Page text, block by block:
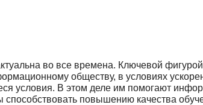
во все времена. Ключевой
обществу, в условиях
условия. В этом деле им помогают
повышению качества